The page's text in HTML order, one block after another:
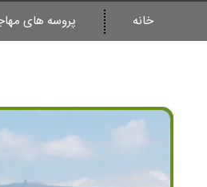
خانه پروسه های